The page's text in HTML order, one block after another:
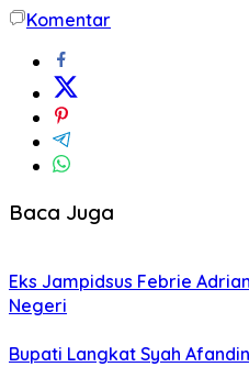
Komentar
Baca Juga
Eks Jampidsus Febrie
Negeri
Bupati Langkat Syah